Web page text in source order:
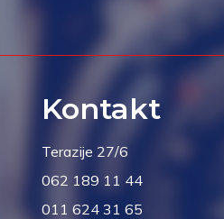
Kontakt
Terazije 27/6
062 189 11 44
011 624 31 65